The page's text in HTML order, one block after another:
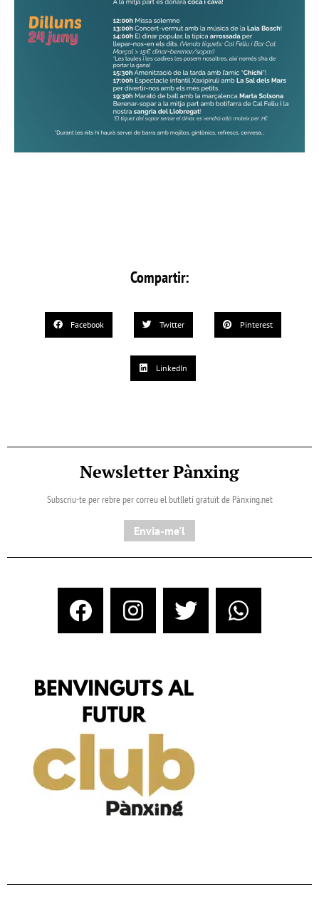
Compartir:
Facebook Twitter Pinterest
LinkedIn
Newsletter Pànxing
Subscriu-te per rebre per correu el butlletí gratuït de Pànxing.net​
Envia-me'l